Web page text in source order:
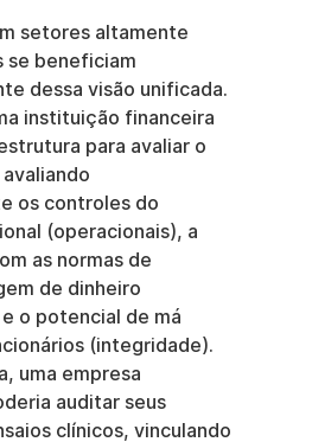
setores altamente
se beneficiam
dessa visão unificada.
instituição financeira
para avaliar o
os controles do
(operacionais), a
as normas de
de dinheiro
o potencial de má
(integridade).
uma empresa
auditar seus
clínicos, vinculando